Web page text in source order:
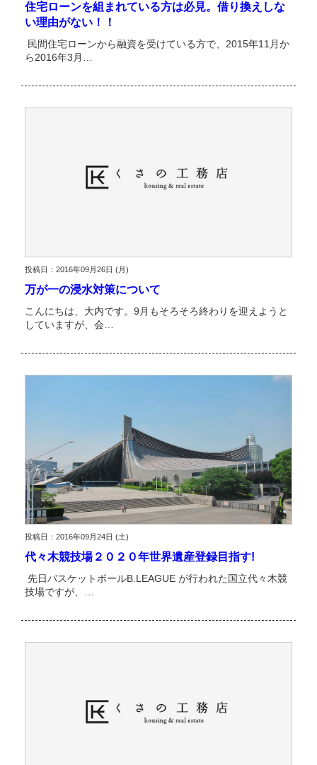
住宅ローンを組まれている方は必見。借り換えしな
い理由がない！！
民間住宅ローンから融資を受けている方で、2015年11月か
ら2016年3月…
投稿日：2016年09月26日 (月)
万が一の浸水対策について
こんにちは、大内です。9月もそろそろ終わりを迎えようと
していますが、会…
投稿日：2016年09月24日 (土)
代々木競技場２０２０年世界遺産登録目指す!
先日バスケットボールB.LEAGUE が行われた国立代々木競
技場ですが、…